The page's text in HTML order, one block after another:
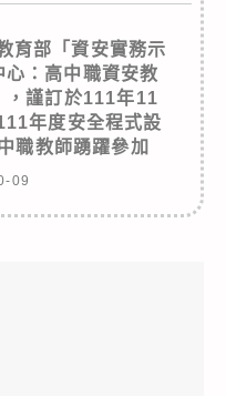
育部「資安實務示
：高中職資安教
，謹訂於111年11
年度安全程式設
職教師踴躍參加
09